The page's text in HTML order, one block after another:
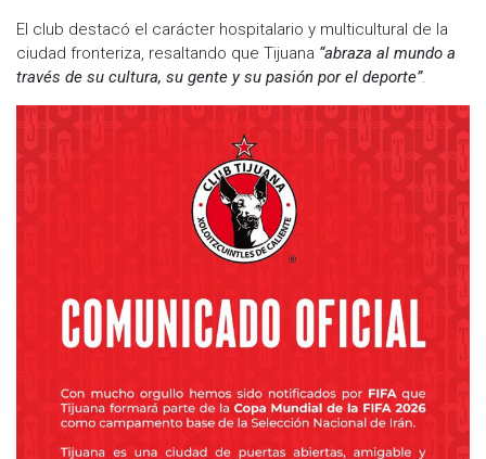
El club destacó el carácter hospitalario y multicultural de la
ciudad fronteriza, resaltando que Tijuana “abraza al mundo a
través de su cultura, su gente y su pasión por el deporte”.